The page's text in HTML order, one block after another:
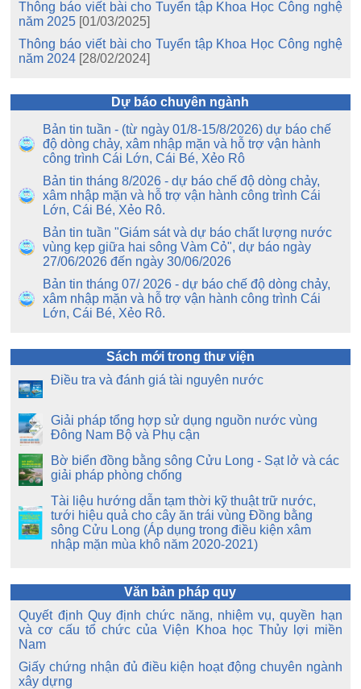
Thông báo viết bài cho Tuyển tập Khoa Học Công nghệ
năm 2025 [01/03/2025]
Thông báo viết bài cho Tuyển tập Khoa Học Công nghệ
năm 2024 [28/02/2024]
Dự báo chuyên ngành
Bản tin tuần - (từ ngày 01/8-15/8/2026) dự báo chế
độ dòng chảy, xâm nhập mặn và hỗ trợ vận hành
công trình Cái Lớn, Cái Bé, Xẻo Rô
Bản tin tháng 8/2026 - dự báo chế độ dòng chảy,
xâm nhập mặn và hỗ trợ vận hành công trình Cái
Lớn, Cái Bé, Xẻo Rô.
Bản tin tuần "Giám sát và dự báo chất lượng nước
vùng kẹp giữa hai sông Vàm Cỏ", dự báo ngày
27/06/2026 đến ngày 30/06/2026
Bản tin tháng 07/ 2026 - dự báo chế độ dòng chảy,
xâm nhập mặn và hỗ trợ vận hành công trình Cái
Lớn, Cái Bé, Xẻo Rô.
Sách mới trong thư viện
Điều tra và đánh giá tài nguyên nước
Giải pháp tổng hợp sử dụng nguồn nước vùng
Đông Nam Bộ và Phụ cận
Bờ biển đồng bằng sông Cửu Long - Sạt lở và các
giải pháp phòng chống
Tài liệu hướng dẫn tạm thời kỹ thuật trữ nước,
tưới hiệu quả cho cây ăn trái vùng Đồng bằng
sông Cửu Long (Áp dụng trong điều kiện xâm
nhập mặn mùa khô năm 2020-2021)
Văn bản pháp quy
Quyết định Quy định chức năng, nhiệm vụ, quyền hạn
và cơ cấu tổ chức của Viện Khoa học Thủy lợi miền
Nam
Giấy chứng nhận đủ điều kiện hoạt động chuyên ngành
xây dựng